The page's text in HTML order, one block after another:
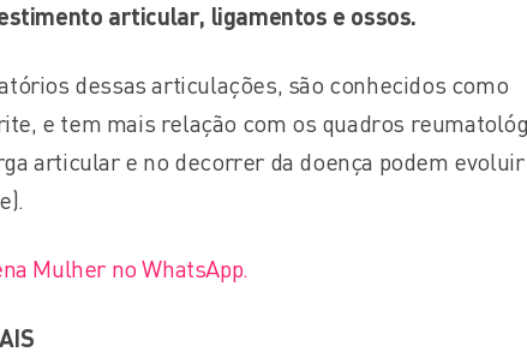
articular, ligamentos e ossos.
dessas articulações, são conhecidos como
e tem mais relação com os quadros
articular e no decorrer da doença podem evoluir
Mulher no WhatsApp.